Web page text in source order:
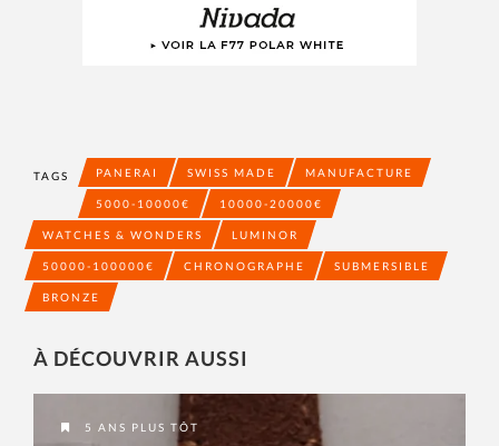
TAGS PANERAI SWISS MADE MANUFACTURE
5000-10000€ 10000-20000€
WATCHES & WONDERS LUMINOR
50000-100000€ CHRONOGRAPHE SUBMERSIBLE
BRONZE
À DÉCOUVRIR AUSSI
5 ANS PLUS TÔT